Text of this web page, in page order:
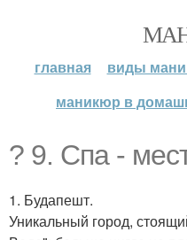
главная виды
маникюр в
? 9. Спа -
1. Будапешт.
Уникальный город,